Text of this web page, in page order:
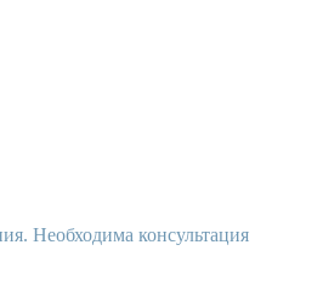
Необходима консультация